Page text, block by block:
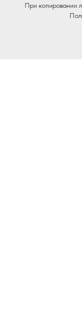
При копировании